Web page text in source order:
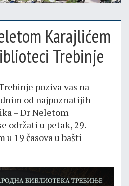
Karajlićem
Trebinje
poziva vas na
od najpoznatijih
– Dr Neletom
održati u petak, 29.
u 19 časova u bašti